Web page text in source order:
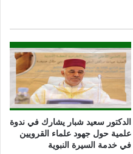
الدكتور سعيد شبار يشارك في ندوة
علمية حول جهود علماء القرويين
في خدمة السيرة النبوية